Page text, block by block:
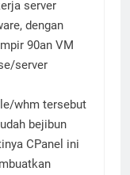
server
dengan
90an VM
server
whm tersebut
bejibun
CPanel ini